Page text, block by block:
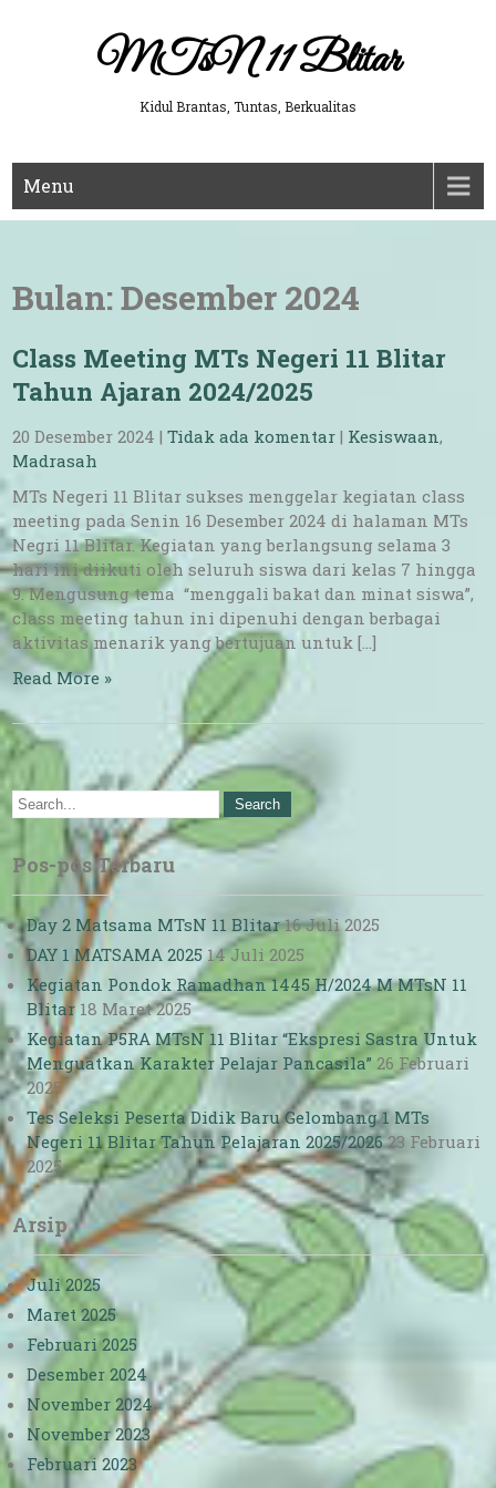
MTsN 11 Blitar
Kidul Brantas, Tuntas, Berkualitas
Menu
Bulan:Desember 2024
Class Meeting MTs Negeri 11 Blitar
Tahun Ajaran 2024/2025
20 Desember 2024 |Tidak ada komentar | Kesiswaan,
Madrasah
MTs Negeri 11 Blitar sukses menggelar kegiatan class
meeting pada Senin 16 Desember 2024 di halaman MTs
Negri 11 Blitar. Kegiatan yang berlangsung selama 3
hari ini diikuti oleh seluruh siswa dari kelas 7 hingga
9. Mengusung tema “menggali bakat dan minat siswa”,
class meeting tahun ini dipenuhi dengan berbagai
aktivitas menarik yang bertujuan untuk […]
Read More »
Pos-pos Terbaru
Day 2 Matsama MTsN 11 Blitar 16 Juli 2025
DAY 1 MATSAMA 2025 14 Juli 2025
Kegiatan Pondok Ramadhan 1445 H/2024 M MTsN 11
Blitar 18 Maret 2025
Kegiatan P5RA MTsN 11 Blitar “Ekspresi Sastra Untuk
Menguatkan Karakter Pelajar Pancasila” 26 Februari
2025
Tes Seleksi Peserta Didik Baru Gelombang 1 MTs
Negeri 11 Blitar Tahun Pelajaran 2025/2026 23 Februari
2025
Arsip
Juli 2025
Maret 2025
Februari 2025
Desember 2024
November 2024
November 2023
Februari 2023